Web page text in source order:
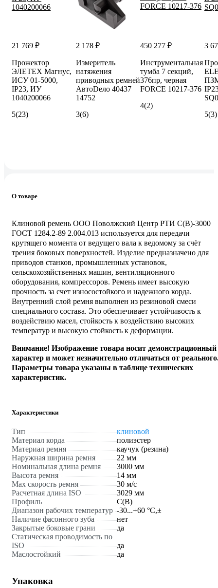
21 769 ₽
Прожектор
ЭЛЕТЕХ Магнус,
ИСУ 01-5000,
IP23, ИУ
1040200066
5(23)
2 178 ₽
Измеритель
натяжения
приводных ремней
АвтоDело 40437
14752
3(6)
450 277 ₽
Инструментальная
тумба 7 секций,
376пр, черная
FORCE 10217-376
4(2)
3
5(3)
О товаре
Клиновой ремень ООО Поволжский Центр РТИ С(В)-3000
ГОСТ 1284.2-89 2.004.013 используется для передачи
крутящего момента от ведущего вала к ведомому за счёт
трения боковых поверхностей. Изделие предназначено для
приводов станков, промышленных установок,
сельскохозяйственных машин, вентиляционного
оборудования, компрессоров. Ремень имеет высокую
прочность за счет износостойкого и надежного корда.
Внутренний слой ремня выполнен из резиновой смеси
специального состава. Это обеспечивает устойчивость к
воздействию масел, стойкость к воздействию высоких
температур и высокую стойкость к деформации.
Внимание! Изображение товара носит демонстрационный
характер и может незначительно отличаться от
Параметры товара указаны в таблице технических
характеристик.
Характеристики
Тип
клиновой
Материал корда
полиэстер
Материал ремня
каучук (резина)
Наружная ширина ремня
22 мм
Номинальная длина ремня
3000 мм
Высота ремня
14 мм
Max скорость ремня
30 м/с
Расчетная длина ISO
3029 мм
Профиль
С(В)
Диапазон рабочих температур -30...+60 °C,±
Наличие фасонного зуба
нет
Закрытые боковые грани
да
Статическая проводимость по
ISO
да
Маслостойкий
да
Упаковка